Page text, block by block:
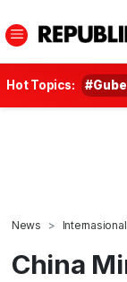
Hot Topics:
News Internasional
China